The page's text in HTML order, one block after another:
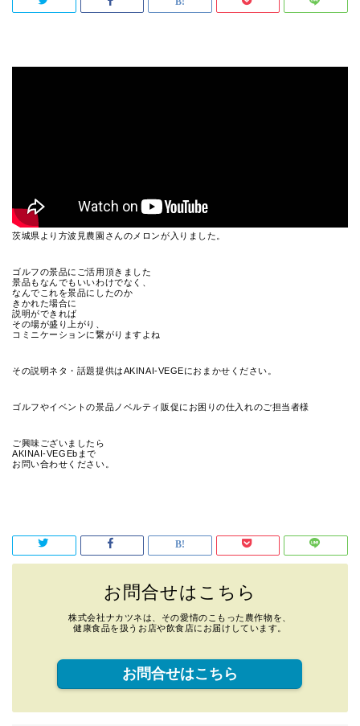
茨城県より方波見農園さんのメロンが入りました。
ゴルフの景品にご活用頂きました
景品もなんでもいいわけでなく、
なんでこれを景品にしたのか
きかれた場合に
説明ができれば
その場が盛り上がり、
コミニケーションに繋がりますよね
その説明ネタ・話題提供はAKINAI-VEGEにおまかせください。
ゴルフやイベントの景品ノベルティ販促にお困りの仕入れのご担当者様
ご興味ございましたら
AKINAI-VEGEbまで
お問い合わせください。
お問合せはこちら
株式会社ナカツネは、その愛情のこもった農作物を、
健康食品を扱うお店や飲食店にお届けしています。
お問合せはこちら